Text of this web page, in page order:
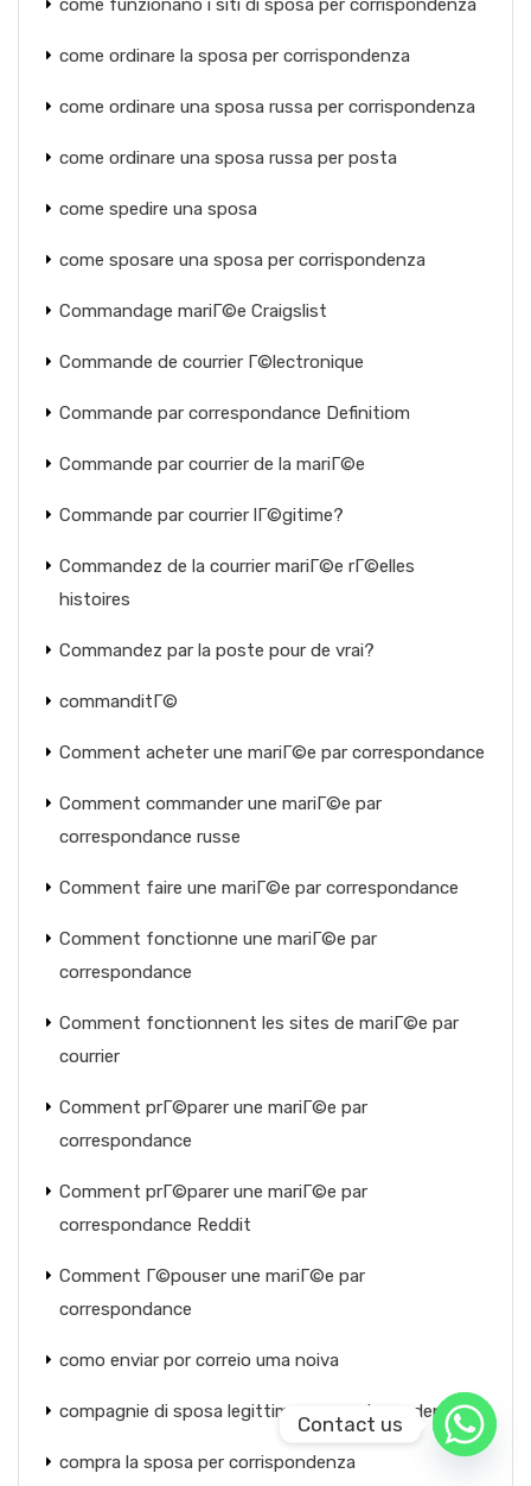
come funzionano i siti di sposa per corrispondenza
come ordinare la sposa per corrispondenza
come ordinare una sposa russa per corrispondenza
come ordinare una sposa russa per posta
come spedire una sposa
come sposare una sposa per corrispondenza
Commandage mariГ©e Craigslist
Commande de courrier Г©lectronique
Commande par correspondance Definitiom
Commande par courrier de la mariГ©e
Commande par courrier lГ©gitime?
Commandez de la courrier mariГ©e rГ©elles
histoires
Commandez par la poste pour de vrai?
commanditГ©
Comment acheter une mariГ©e par correspondance
Comment commander une mariГ©e par
correspondance russe
Comment faire une mariГ©e par correspondance
Comment fonctionne une mariГ©e par
correspondance
Comment fonctionnent les sites de mariГ©e par
courrier
Comment prГ©parer une mariГ©e par
correspondance
Comment prГ©parer une mariГ©e par
correspondance Reddit
Comment Г©pouser une mariГ©e par
correspondance
como enviar por correio uma noiva
compagnie di sposa legittime per corrispondenza
compra la sposa per corrispondenza
Contact us